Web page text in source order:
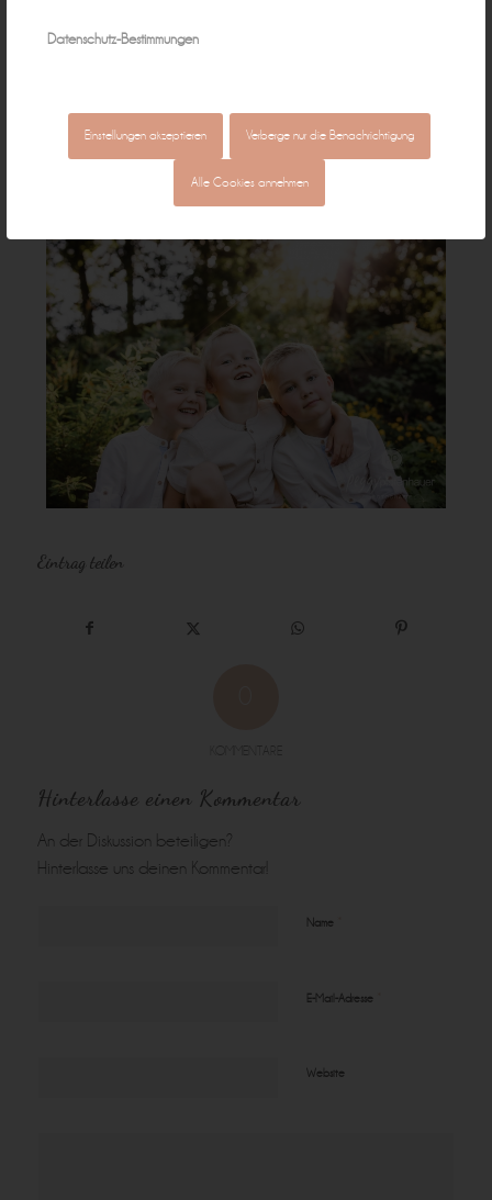
Datenschutz-Bestimmungen
Einstellungen akzeptieren Verberge nur die Benachrichtigung
Alle Cookies annehmen
Eintrag teilen
Hinterlasse einen Kommentar
An der Diskussion beteiligen?
Hinterlasse uns deinen Kommentar!
Name
E-Mail-Adresse
Website